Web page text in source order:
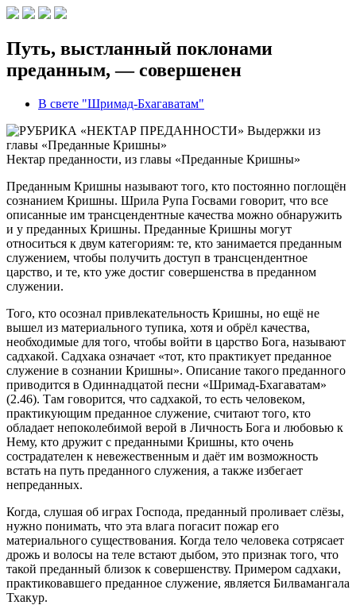
Путь, выстланный поклонами
преданным, — совершенен
В свете "Шримад-Бхагаватам"
Нектар преданности, из главы «Преданные Кришны»
Преданным Кришны называют того, кто постоянно поглощён
сознанием Кришны. Шрила Рупа Госвами говорит, что все
описанные им трансцендентные качества можно обнаружить
и у преданных Кришны. Преданные Кришны могут
относиться к двум категориям: те, кто занимается преданным
служением, чтобы получить доступ в трансцендентное
царство, и те, кто уже достиг совершенства в преданном
служении.
Того, кто осознал привлекательность Кришны, но ещё не
вышел из материального тупика, хотя и обрёл качества,
необходимые для того, чтобы войти в царство Бога, называют
садхакой. Садхака означает «тот, кто практикует преданное
служение в сознании Кришны». Описание такого преданного
приводится в Одиннадцатой песни «Шримад-Бхагаватам»
(2.46). Там говорится, что садхакой, то есть человеком,
практикующим преданное служение, считают того, кто
обладает непоколебимой верой в Личность Бога и любовью к
Нему, кто дружит с преданными Кришны, кто очень
сострадателен к невежественным и даёт им возможность
встать на путь преданного служения, а также избегает
непреданных.
Когда, слушая об играх Господа, преданный проливает слёзы,
нужно понимать, что эта влага погасит пожар его
материального существования. Когда тело человека сотрясает
дрожь и волосы на теле встают дыбом, это признак того, что
такой преданный близок к совершенству. Примером садхаки,
практиковавшего преданное служение, является Билвамангала
Тхакур.